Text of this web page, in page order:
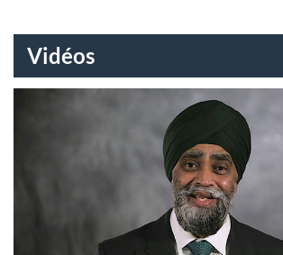
É
Q
P
Vidéos